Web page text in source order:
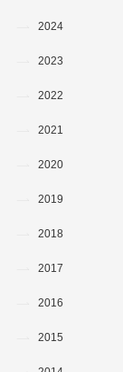
2024
2023
2022
2021
2020
2019
2018
2017
2016
2015